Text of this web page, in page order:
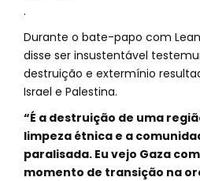
.
Durante o bate-papo com
disse ser insustentável
destruição e extermínio
Israel e Palestina.
“É a destruição de uma
limpeza étnica e a
paralisada. Eu vejo Gaza
momento de transição na